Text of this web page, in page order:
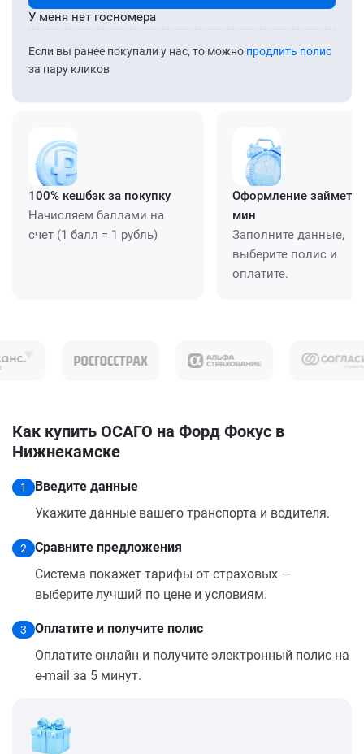
Если вы ранее покупали у нас, то можно продлить полис
за пару кликов
У меня нет госномера
100% кешбэк за покупку
Начисляем баллами на
счет (1 балл = 1 рубль)
Оформление займет
мин
Заполните данные,
выберите полис и
оплатите.
Как купить ОСАГО на Форд Фокус в
Нижнекамске
1
Введите данные
Укажите данные вашего транспорта и водителя.
2
Сравните предложения
Система покажет тарифы от страховых —
выберите лучший по цене и условиям.
3
Оплатите и получите полис
Оплатите онлайн и получите электронный полис на
e-mail за 5 минут.